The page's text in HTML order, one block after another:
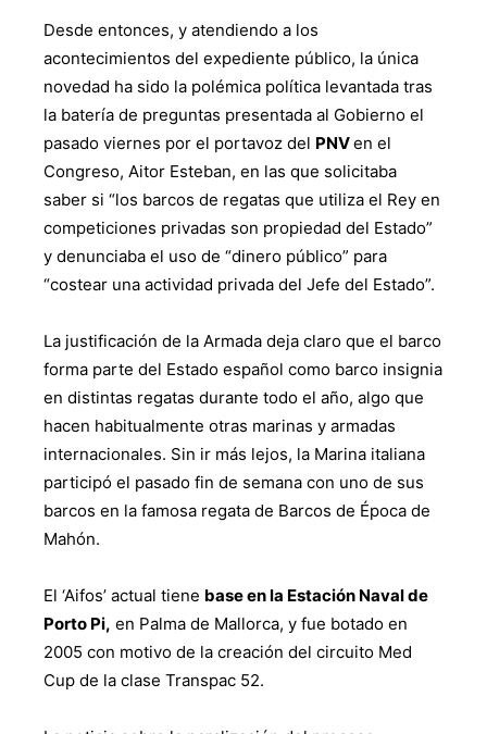
Desde entonces, y atendiendo a los
acontecimientos del expediente público, la única
novedad ha sido la polémica política levantada tras
la batería de preguntas presentada al Gobierno el
pasado viernes por el portavoz del PNVen el
Congreso, Aitor Esteban, en las que solicitaba
saber si “los barcos de regatas que utiliza el Rey en
competiciones privadas son propiedad del Estado”
y denunciaba el uso de “dinero público” para
“costear una actividad privada del Jefe del Estado”.
La justificación de la Armada deja claro que el barco
forma parte del Estado español como barco insignia
en distintas regatas durante todo el año, algo que
hacen habitualmente otras marinas y armadas
internacionales. Sin ir más lejos, la Marina italiana
participó el pasado fin de semana con uno de sus
barcos en la famosa regata de Barcos de Época de
Mahón.
El ‘Aifos’ actual tiene base en la Estación Naval de
Porto Pi, en Palma de Mallorca, y fue botado en
2005 con motivo de la creación del circuito Med
Cup de la clase Transpac 52.